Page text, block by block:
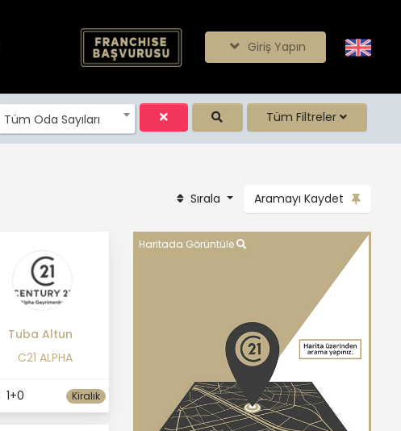
Giriş Yapın
Tüm Oda Sayıları Tüm Filtreler
Sırala Aramayı Kaydet
Tuba Altun
C21 ALPHA
1+0 Kiralık
Haritada Görüntüle